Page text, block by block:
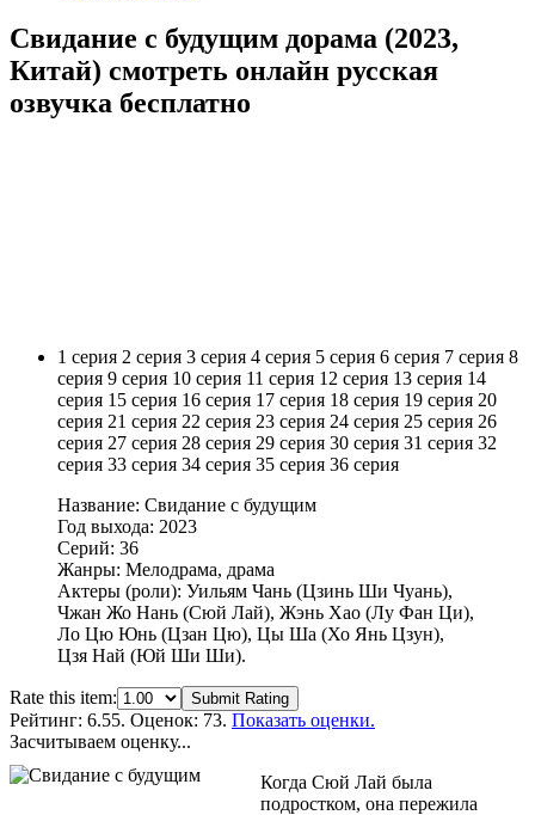
Свидание с будущим дорама (2023,
Китай) смотреть онлайн русская
озвучка бесплатно
1 серия 2 серия 3 серия 4 серия 5 серия 6 серия 7 серия 8
серия 9 серия 10 серия 11 серия 12 серия 13 серия 14
серия 15 серия 16 серия 17 серия 18 серия 19 серия 20
серия 21 серия 22 серия 23 серия 24 серия 25 серия 26
серия 27 серия 28 серия 29 серия 30 серия 31 серия 32
серия 33 серия 34 серия 35 серия 36 серия
Название: Свидание с будущим
Год выхода: 2023
Серий: 36
Жанры: Мелодрама, драма
Актеры (роли): Уильям Чань (Цзинь Ши Чуань),
Чжан Жо Нань (Сюй Лай), Жэнь Хао (Лу Фан Ци),
Ло Цю Юнь (Цзан Цю), Цы Ша (Хо Янь Цзун),
Цзя Най (Юй Ши Ши).
Rate this item: Submit Rating
Рейтинг: 6.55. Оценок: 73. Показать оценки.
Засчитываем оценку...
Когда Сюй Лай была
подростком, она пережила